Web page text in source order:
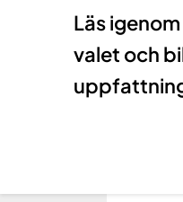
Läs
valet och